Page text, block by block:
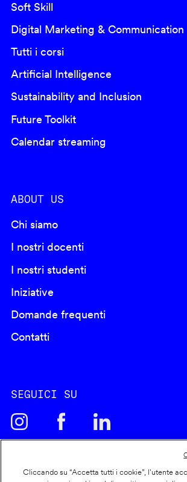
Soft Skill
Digital Marketing & Communication
Tutti i corsi
Artificial Intelligence
Sustainability and Inclusion
Future Toolkit
Calendar streaming
ABOUT US
Chi siamo
I nostri docenti
I nostri studenti
Iniziative
Domande frequenti
Contatti
SEGUICI SU
Cliccando su “Accetta tutti i cookie”, l'utente